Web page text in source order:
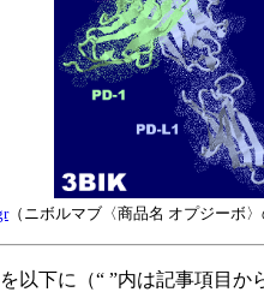
（ニボルマブ〈商品名 オプジーボ
下に（“ ”内は記事項目か